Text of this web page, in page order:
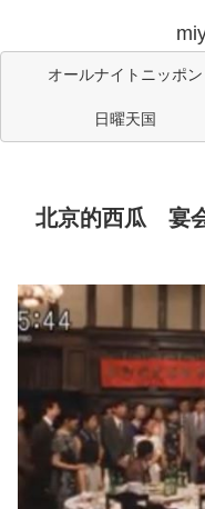
オールナイトニッポン
日曜天国
北京的西瓜 宴